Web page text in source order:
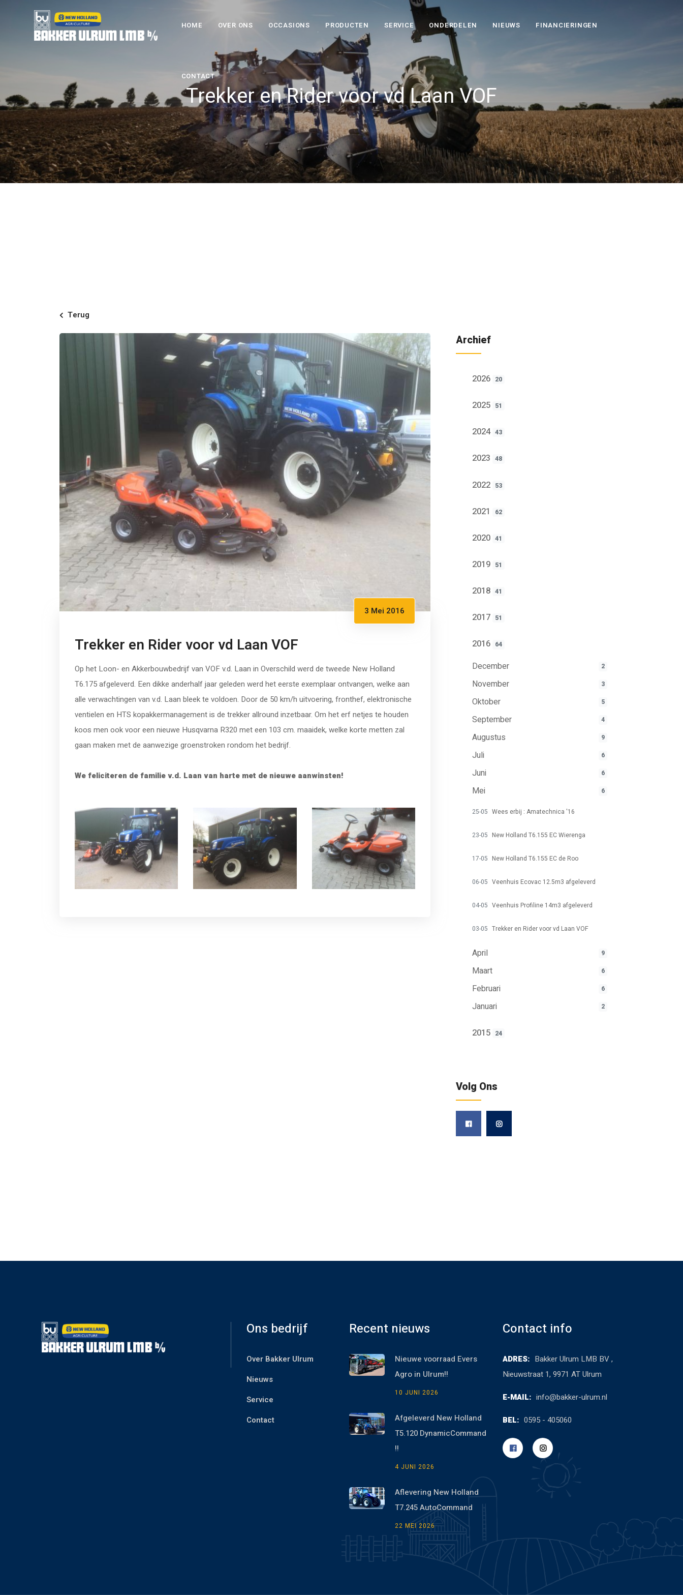
HOME OVER ONS OCCASIONS PRODUCTEN SERVICE ONDERDELEN NIEUWS FINANCIERINGEN
CONTACT
Trekker en Rider voor vd Laan VOF
Terug
3 Mei 2016
Trekker en Rider voor vd Laan VOF
Op het Loon- en Akkerbouwbedrijf van VOF v.d. Laan in Overschild werd de tweede New Holland
T6.175 afgeleverd. Een dikke anderhalf jaar geleden werd het eerste exemplaar ontvangen, welke aan
alle verwachtingen van v.d. Laan bleek te voldoen. Door de 50 km/h uitvoering, fronthef, elektronische
ventielen en HTS kopakkermanagement is de trekker allround inzetbaar. Om het erf netjes te houden
koos men ook voor een nieuwe Husqvarna R320 met een 103 cm. maaidek, welke korte metten zal
gaan maken met de aanwezige groenstroken rondom het bedrijf.
We feliciteren de familie v.d. Laan van harte met de nieuwe aanwinsten!
Archief
2026 20
2025 51
2024 43
2023 48
2022 53
2021 62
2020 41
2019 51
2018 41
2017 51
2016 64
December 2
November 3
Oktober 5
September 4
Augustus 9
Juli 6
Juni 6
Mei 6
25-05 Wees erbij : Amatechnica '16
23-05 New Holland T6.155 EC Wierenga
17-05 New Holland T6.155 EC de Roo
06-05 Veenhuis Ecovac 12.5m3 afgeleverd
04-05 Veenhuis Profiline 14m3 afgeleverd
03-05 Trekker en Rider voor vd Laan VOF
April 9
Maart 6
Februari 6
Januari 2
2015 24
Volg Ons
Ons bedrijf
Over Bakker Ulrum
Nieuws
Service
Contact
Recent nieuws
Nieuwe voorraad Evers
Agro in Ulrum!!
10 JUNI 2026
Afgeleverd New Holland
T5.120 DynamicCommand
!!
4 JUNI 2026
Aflevering New Holland
T7.245 AutoCommand
22 MEI 2026
Contact info
ADRES: Bakker Ulrum LMB BV ,
Nieuwstraat 1, 9971 AT Ulrum
E-MAIL: info@bakker-ulrum.nl
BEL: 0595 - 405060